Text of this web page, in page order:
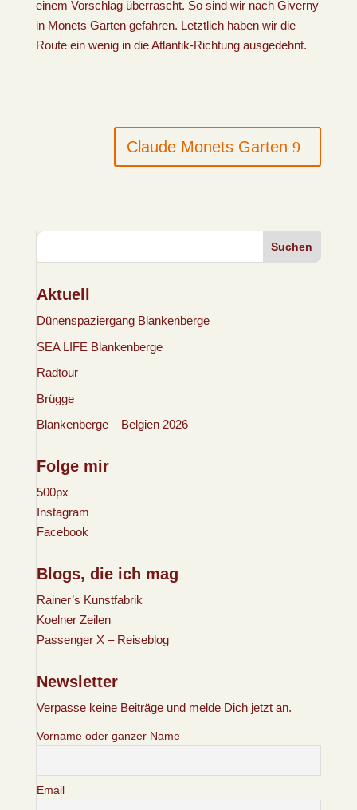
einem Vorschlag überrascht. So sind wir nach Giverny
in Monets Garten gefahren. Letztlich haben wir die
Route ein wenig in die Atlantik-Richtung ausgedehnt.
Claude Monets Garten
Suchen
Aktuell
Dünenspaziergang Blankenberge
SEA LIFE Blankenberge
Radtour
Brügge
Blankenberge – Belgien 2026
Folge mir
500px
Instagram
Facebook
Blogs, die ich mag
Rainer’s Kunstfabrik
Koelner Zeilen
Passenger X – Reiseblog
Newsletter
Verpasse keine Beiträge und melde Dich jetzt an.
Vorname oder ganzer Name
Email